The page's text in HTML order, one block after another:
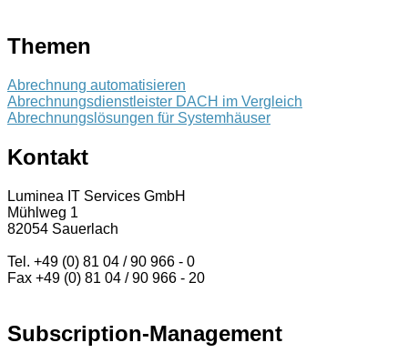
Themen
Abrechnung automatisieren
Abrechnungsdienstleister DACH im Vergleich
Abrechnungslösungen für Systemhäuser
Kontakt
Luminea IT Services GmbH
Mühlweg 1
82054 Sauerlach
Tel. +49 (0) 81 04 / 90 966 - 0
Fax +49 (0) 81 04 / 90 966 - 20
Subscription-Management